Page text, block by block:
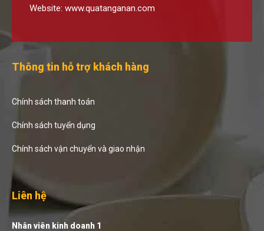
Website: www.quatanganan.com
Thông tin hỗ trợ khách hàng
Chính sách thanh toán
Chính sách tuyển dụng
Chính sách vận chuyển và giao nhận
Liên hệ
Nhân viên kinh doanh 1